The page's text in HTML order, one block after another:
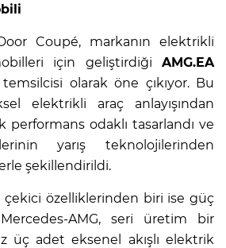
Coupé, markanın elektrikli
için geliştirdiği AMG.EA
olarak öne çıkıyor. Bu
elektrikli araç anlayışından
performans odaklı tasarlandı ve
yarış teknolojilerinden
şekillendirildi.
özelliklerinden biri ise güç
AMG, seri üretim bir
üç adet eksenel akışlı elektrik